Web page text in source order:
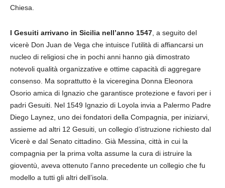
Chiesa.
I Gesuiti arrivano in Sicilia nell’anno 1547 , a seguito del
vicerè Don Juan de Vega che intuisce l’utilità di affiancarsi un
nucleo di religiosi che in pochi anni hanno già dimostrato
notevoli qualità organizzative e ottime capacità di aggregare
consenso. Ma soprattutto è la viceregina Donna Eleonora
Osorio amica di Ignazio che garantisce protezione e favori per i
padri Gesuiti. Nel 1549 Ignazio di Loyola invia a Palermo Padre
Diego Laynez, uno dei fondatori della Compagnia, per iniziarvi,
assieme ad altri 12 Gesuiti, un collegio d’istruzione richiesto dal
Vicerè e dal Senato cittadino. Già Messina, città in cui la
compagnia per la prima volta assume la cura di istruire la
gioventù, aveva ottenuto l’anno precedente un collegio che fu
modello a tutti gli altri dell’isola.